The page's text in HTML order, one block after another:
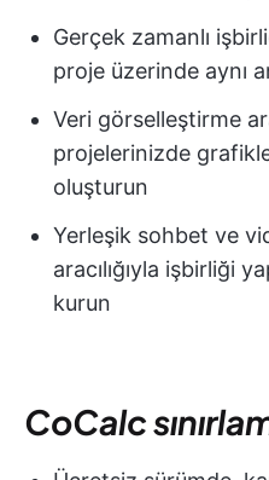
Gerçek zamanlı
proje üzerinde aynı
Veri görselleştirme
projelerinizde
oluşturun
Yerleşik sohbet ve
aracılığıyla işbirliği
kurun
CoCalc